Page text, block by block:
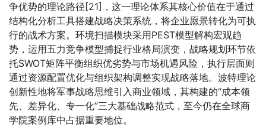
争优势的理论路径[21]，这一理论体系其核心价值在于通过
结构化分析工具搭建战略决策系统，将企业愿景转化为可执
行的战术方案。环境扫描模块采用PEST模型解构宏观趋
势，运用五力竞争模型捕捉行业格局演变，战略规划环节依
托SWOT矩阵平衡组织优劣势与市场机遇风险，执行层面则
通过资源配置优化与组织架构调整实现战略落地。波特理论
创新性地将军事战略思维引入商业领域，其构建的“成本领
先、差异化、专一化”三大基础战略范式，至今仍在全球商
学院案例库中占据重要地位。